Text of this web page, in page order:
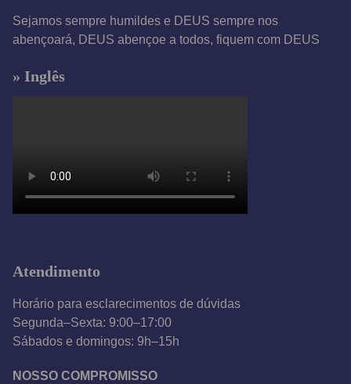
Sejamos sempre humildes e DEUS sempre nos
abençoará, DEUS abençoe a todos, fiquem com DEUS
» Inglês
Atendimento
Horário para esclarecimentos de dúvidas
Segunda–Sexta: 9:00–17:00
Sábados e domingos: 9h–15h
NOSSO COMPROMISSO